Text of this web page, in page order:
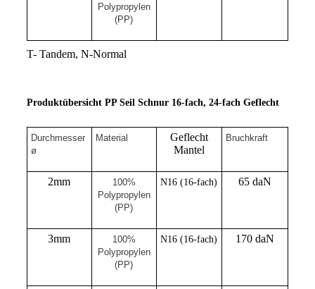
Polypropylen
(PP)
T- Tandem, N-Normal
Produktübersicht PP Seil Schnur 16-fach, 24-fach Geflecht
Durchmesser
ø
Material
Geflecht
Mantel
Bruchkraft
2mm
100%
Polypropylen
(PP)
N16 (16-fach) 65 daN
3mm
100%
Polypropylen
(PP)
N16 (16-fach) 170 daN